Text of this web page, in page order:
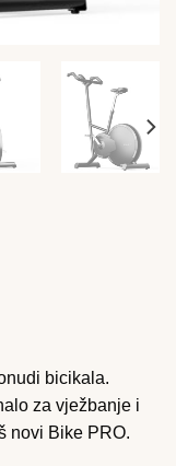
bicikala.
za vježbanje i
novi Bike PRO.